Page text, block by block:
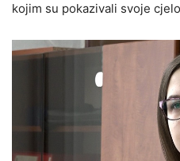
kojim su pokazivali svoje